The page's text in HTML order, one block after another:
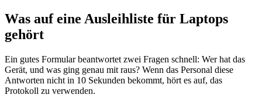
Was auf eine Ausleihliste für Laptops
gehört
Ein gutes Formular beantwortet zwei Fragen schnell: Wer hat das
Gerät, und was ging genau mit raus? Wenn das Personal diese
Antworten nicht in 10 Sekunden bekommt, hört es auf, das
Protokoll zu verwenden.